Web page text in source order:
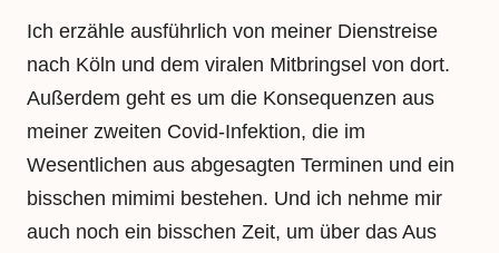
Ich erzähle ausführlich von meiner Dienstreise
nach Köln und dem viralen Mitbringsel von dort.
Außerdem geht es um die Konsequenzen aus
meiner zweiten Covid-Infektion, die im
Wesentlichen aus abgesagten Terminen und ein
bisschen mimimi bestehen. Und ich nehme mir
auch noch ein bisschen Zeit, um über das Aus